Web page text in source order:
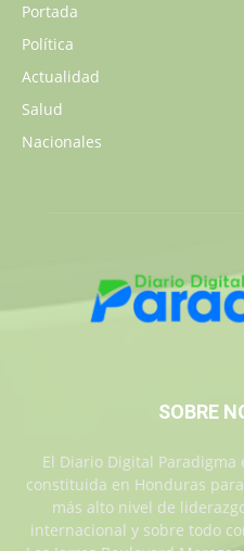
Portada
Política
Actualidad
Salud
Nacionales
SOBRE
El Diario Digital
constituida en Honduras
más alto nivel de
internacional y sobre todo